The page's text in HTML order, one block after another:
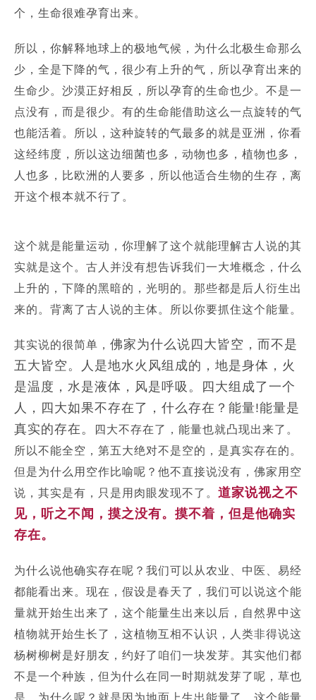
个，生命很难孕育出来。
所以，你解释地球上的极地气候，为什么北极生命那么
少，全是下降的气，很少有上升的气，所以孕育出来的
生命少。 沙漠正好相反，所以孕育的生命也少。 不是一
点没有，而是很少。 有的生命能借助这么一点旋转的气
也能活着。 所以，这种旋转的气最多的就是亚洲，你看
这经纬度，所以这边细菌也多，动物也多，植物也多，
人也多，比欧洲的人要多，所以他适合生物的生存，离
开这个根本就不行了。
这个就是能量运动，你理解了这个就能理解古人说的其
实就是这个。 古人并没有想告诉我们一大堆概念，什么
上升的，下降的黑暗的，光明的。 那些都是后人衍生出
来的。 背离了古人说的主体。 所以你要抓住这个能量。
其实说的很简单， 佛家为什么说四大皆空，而不是
五大皆空。人是地水火风组成的，地是身体，火
是温度，水是液体，风是呼吸。四大组成了一个
人，四大如果不存在了，什么存在？能量!能量是
真实的存在。
四大不存在了，能量也就凸现出来了。
所以不能全空，第五大绝对不是空的，是真实存在的。
但是为什么用空作比喻呢？他不直接说没有，佛家用空
说，其实是有，只是用肉眼发现不了。 道家说视之不
见，听之不闻，摸之没有。摸不着，但是他确实
存在。
为什么说他确实存在呢？ 我们可以从农业、中医、易经
都能看出来。 现在，假设是春天了，我们可以说这个能
量就开始生出来了，这个能量生出来以后，自然界中这
植物就开始生长了，这植物互相不认识，人类非得说这
杨树柳树是好朋友，约好了咱们一块发芽。 其实他们都
不是一个种族，但为什么在同一时期就发芽了呢，草也